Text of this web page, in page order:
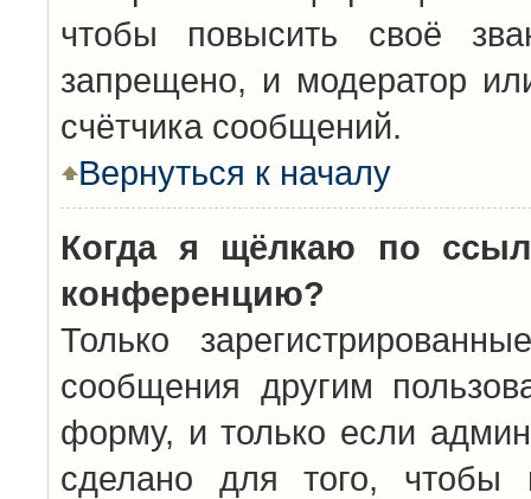
чтобы повысить своё
запрещено, и модератор
счётчика сообщений.
Вернуться к началу
Когда я щёлкаю по
конференцию?
Только
сообщения другим
форму, и только если
сделано для того, чтобы